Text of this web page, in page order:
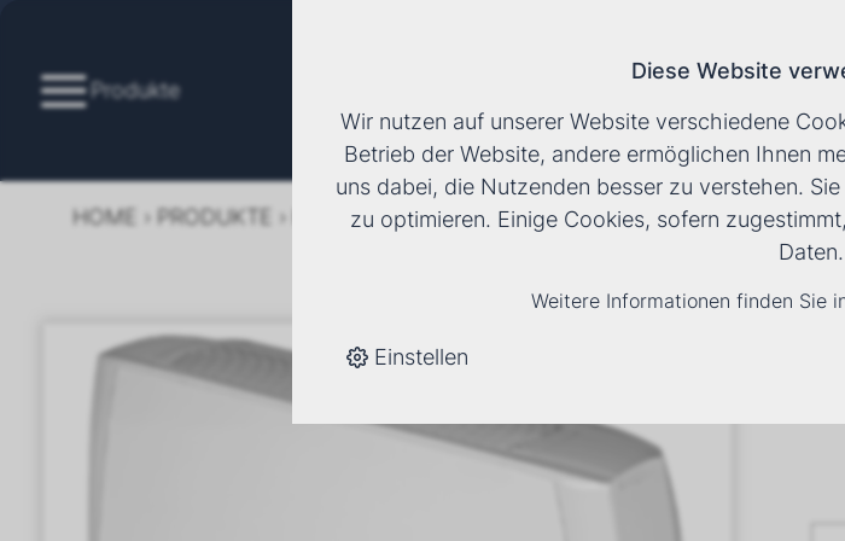
Produkte
HOME › PRODUKTE › KÄLTE/KLIMA › FANCOILS › DXC 63+2 TRUHENGERÄT
Diese Website
Wir nutzen auf unserer Website verschiedene
Betrieb der Website, andere ermöglichen Ihnen
uns dabei, die Nutzenden besser zu verstehen.
zu optimieren. Einige Cookies, sofern
Daten.
Weitere Informationen finden Sie
Einstellen